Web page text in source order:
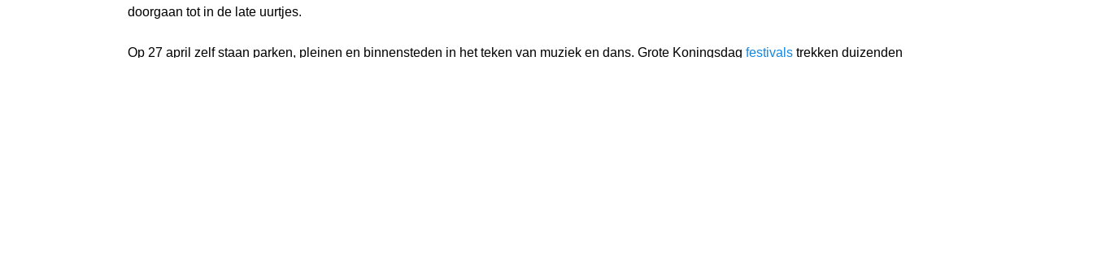
doorgaan tot in de late uurtjes.
Op 27 april zelf staan parken, pleinen en binnensteden in het teken van muziek en dans. Grote Koningsdag festivals trekken duizenden